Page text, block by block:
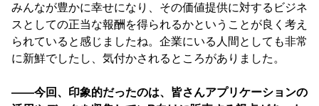
みんなが豊かに幸せになり、その価値提供に対するビジネ
スとしての正当な報酬を得られるかということが良く考え
られていると感じましたね。企業にいる人間としても非常
に新鮮でしたし、気付かされるところがありました。
――今回、印象的だったのは、皆さんアプリケーションの